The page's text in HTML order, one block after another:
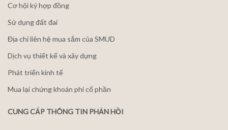
Cơ hội ký hợp đồng
Sử dụng đất đai
Địa chỉ liên hệ mua sắm của SMUD
Dịch vụ thiết kế và xây dựng
Phát triển kinh tế
Mua lại chứng khoán phi cổ phần
CUNG CẤP THÔNG TIN PHẢN HỒI